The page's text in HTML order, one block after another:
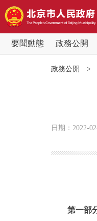
要聞動態 政務公開
政務公開 >
日期：2022-
第一部